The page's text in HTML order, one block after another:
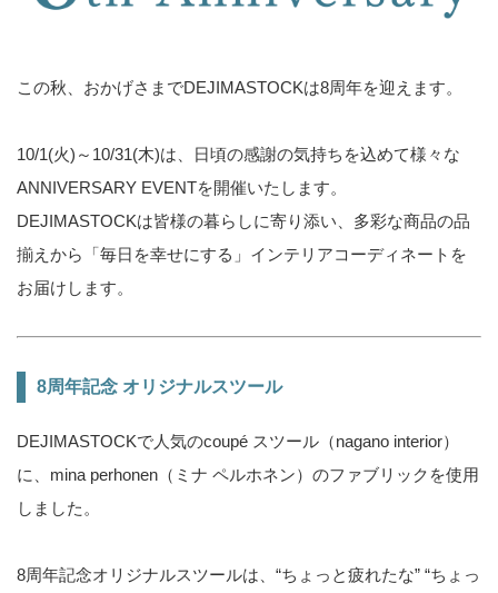
この秋、おかげさまでDEJIMASTOCKは8周年を迎えます。
10/1(火)～10/31(木)は、日頃の感謝の気持ちを込めて様々な
ANNIVERSARY EVENTを開催いたします。
DEJIMASTOCKは皆様の暮らしに寄り添い、多彩な商品の品
揃えから「毎日を幸せにする」インテリアコーディネートを
お届けします。
8周年記念 オリジナルスツール
DEJIMASTOCKで人気のcoupé スツール（nagano interior）
に、mina perhonen（ミナ ペルホネン）のファブリックを使用
しました。
8周年記念オリジナルスツールは、“ちょっと疲れたな” “ちょっ